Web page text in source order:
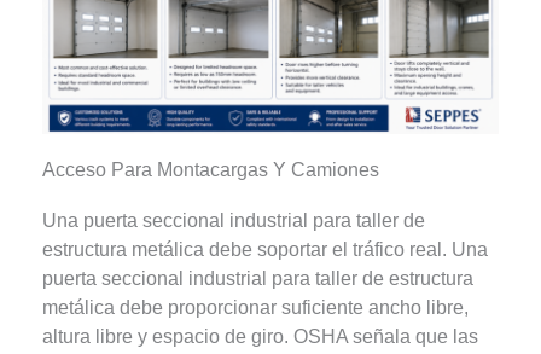
Acceso Para Montacargas Y Camiones
Una puerta seccional industrial para taller de
estructura metálica debe soportar el tráfico real. Una
puerta seccional industrial para taller de estructura
metálica debe proporcionar suficiente ancho libre,
altura libre y espacio de giro. OSHA señala que las